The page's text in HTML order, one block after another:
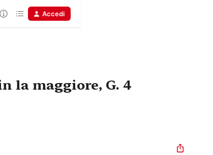
Accedi
la maggiore, G. 4